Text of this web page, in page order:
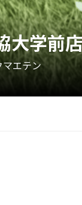
大学前
エテン